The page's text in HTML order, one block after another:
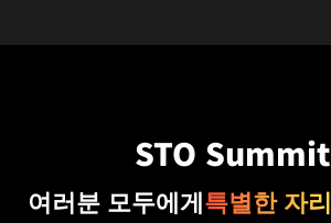
STO
여러분 모두에게특별한 자리